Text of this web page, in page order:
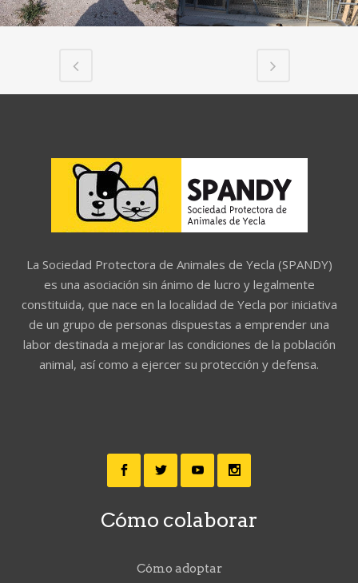
La Sociedad Protectora de Animales de Yecla (SPANDY)
es una asociación sin ánimo de lucro y legalmente
constituida, que nace en la localidad de Yecla por iniciativa
de un grupo de personas dispuestas a emprender una
labor destinada a mejorar las condiciones de la población
animal, así como a ejercer su protección y defensa.
Cómo colaborar
Cómo adoptar